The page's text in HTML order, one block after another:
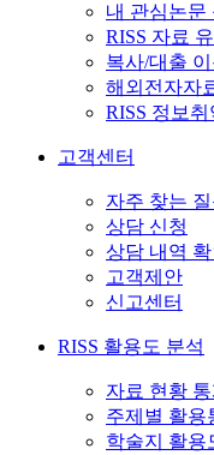
내 관심논문
RISS 자료
복사/대출
해외전자자
RISS 정보
고객센터
자주 찾는
상담 신청
상담 내역 확
고객제안
신고센터
RISS 활용도 분석
자료 현황 통
주제별 활용
학술지 활용